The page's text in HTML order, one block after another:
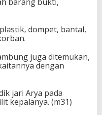
dompet, bantal,
juga ditemukan,
dengan
jari Arya pada
kepalanya. (m31)